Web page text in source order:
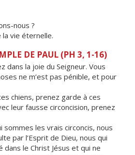
nous ?
la vie éternelle.
DE PAUL (PH 3, 1-16)
dans la joie du Seigneur. Vous
ne m’est pas pénible, et pour
chiens, prenez garde à ces
leur fausse circoncision, prenez
sommes les vrais circoncis, nous
par l’Esprit de Dieu, nous qui
le Christ Jésus et qui ne